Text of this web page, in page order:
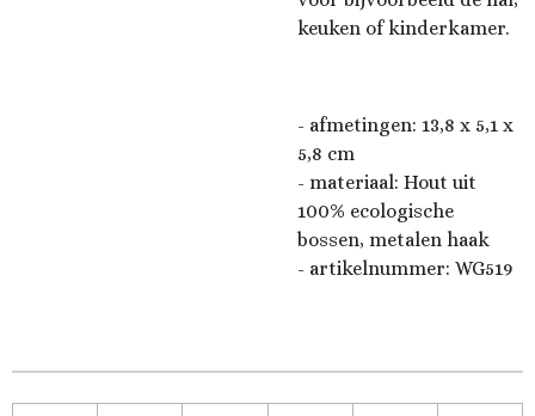
keuken of kinderkamer.
- afmetingen: 13,8 x 5,1 x
5,8 cm
- materiaal: Hout uit
100% ecologische
bossen, metalen haak
- artikelnummer: WG519